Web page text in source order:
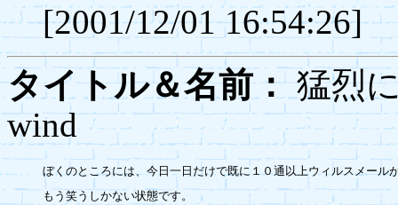
[2001/12/01 16:54:26]
タイトル＆名前：猛烈
wind
ぼくのところには、今日一日だけで既に１０通以上ウィルスメール
もう笑うしかない状態です。